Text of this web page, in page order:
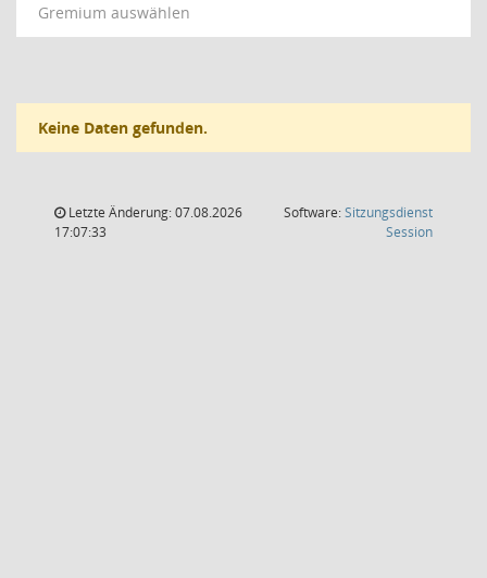
Gremium auswählen
Keine Daten gefunden.
Letzte Änderung: 07.08.2026
17:07:33
Software:Sitzungsdienst
Session(Wird in